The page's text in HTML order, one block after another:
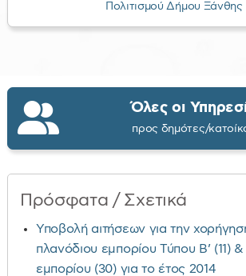
Πολιτισμού Δήμου Ξάνθης
Όλες οι
προς δημότες/
Πρόσφατα / Σχετικά
Υποβολή αιτήσεων για την
πλανόδιου εμπορίου Τύπου Β’ (11)
εμπορίου (30) για το έτος 2014